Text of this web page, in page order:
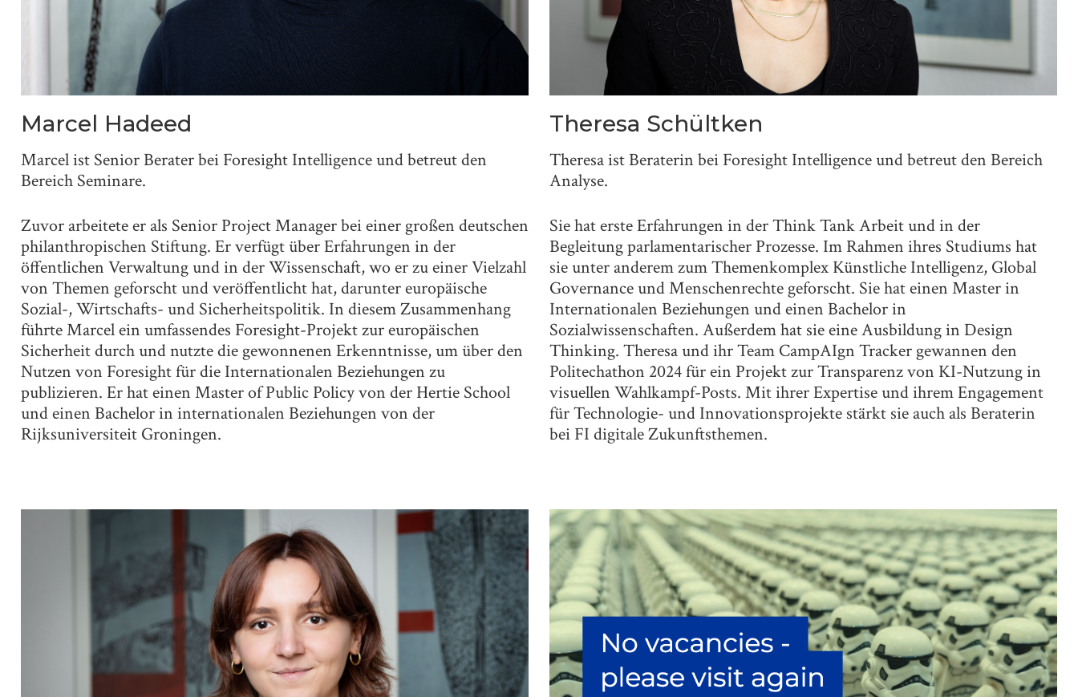
Marcel Hadeed
Marcel ist Senior Berater bei Foresight Intelligence und betreut den
Bereich Seminare.
Zuvor arbeitete er als Senior Project Manager bei einer großen deutschen
philanthropischen Stiftung. Er verfügt über Erfahrungen in der
öffentlichen Verwaltung und in der Wissenschaft, wo er zu einer Vielzahl
von Themen geforscht und veröffentlicht hat, darunter europäische
Sozial-, Wirtschafts- und Sicherheitspolitik. In diesem Zusammenhang
führte Marcel ein umfassendes Foresight-Projekt zur europäischen
Sicherheit durch und nutzte die gewonnenen Erkenntnisse, um über den
Nutzen von Foresight für die Internationalen Beziehungen zu
publizieren. Er hat einen Master of Public Policy von der Hertie School
und einen Bachelor in internationalen Beziehungen von der
Rijksuniversiteit Groningen.
Theresa Schültken
Theresa ist Beraterin bei Foresight Intelligence und betreut den Bereich
Analyse.
Sie hat erste Erfahrungen in der Think Tank Arbeit und in der
Begleitung parlamentarischer Prozesse. Im Rahmen ihres Studiums hat
sie unter anderem zum Themenkomplex Künstliche Intelligenz, Global
Governance und Menschenrechte geforscht. Sie hat einen Master in
Internationalen Beziehungen und einen Bachelor in
Sozialwissenschaften. Außerdem hat sie eine Ausbildung in Design
Thinking. Theresa und ihr Team CampAIgn Tracker gewannen den
Politechathon 2024 für ein Projekt zur Transparenz von KI-Nutzung in
visuellen Wahlkampf-Posts. Mit ihrer Expertise und ihrem Engagement
für Technologie- und Innovationsprojekte stärkt sie auch als Beraterin
bei FI digitale Zukunftsthemen.